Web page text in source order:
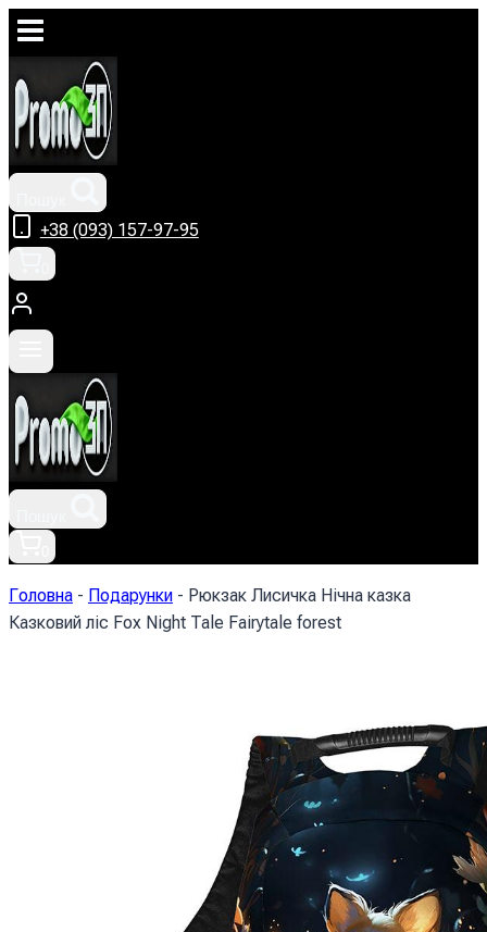
Перейти
до
вмісту
+38 (093) 157-97-95
Головна - Подарунки - Рюкзак Лисичка Нічна казка
Казковий ліс Fox Night Tale Fairytale forest